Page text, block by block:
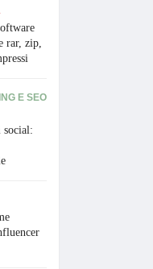
rar, zip,
E SEO
social: